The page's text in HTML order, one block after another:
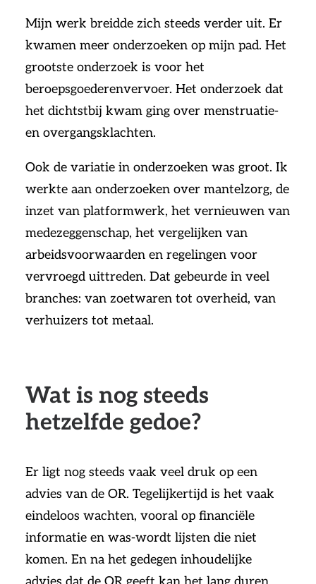
Mijn werk breidde zich steeds verder uit. Er
kwamen meer onderzoeken op mijn pad. Het
grootste onderzoek is voor het
beroepsgoederenvervoer. Het onderzoek dat
het dichtstbij kwam ging over menstruatie-
en overgangsklachten.
Ook de variatie in onderzoeken was groot. Ik
werkte aan onderzoeken over mantelzorg, de
inzet van platformwerk, het vernieuwen van
medezeggenschap, het vergelijken van
arbeidsvoorwaarden en regelingen voor
vervroegd uittreden. Dat gebeurde in veel
branches: van zoetwaren tot overheid, van
verhuizers tot metaal.
Wat is nog steeds
hetzelfde gedoe?
Er ligt nog steeds vaak veel druk op een
advies van de OR. Tegelijkertijd is het vaak
eindeloos wachten, vooral op financiële
informatie en was-wordt lijsten die niet
komen. En na het gedegen inhoudelijke